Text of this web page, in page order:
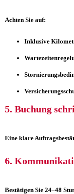
Achten Sie auf:
Inklusive
5. Buchung
Eine klare
6.
Bestätigen Sie 24–48